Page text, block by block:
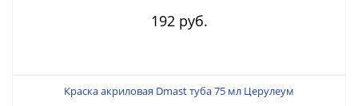
192 руб.
Краска акриловая Dmast туба 75 мл Церулеум